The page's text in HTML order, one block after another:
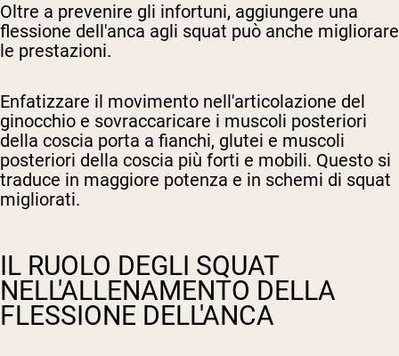
Oltre a prevenire gli infortuni, aggiungere una
flessione dell'anca agli squat può anche migliorare
le prestazioni.
Enfatizzare il movimento nell'articolazione del
ginocchio e sovraccaricare i muscoli posteriori
della coscia porta a fianchi, glutei e muscoli
posteriori della coscia più forti e mobili. Questo si
traduce in maggiore potenza e in schemi di squat
migliorati.
IL RUOLO DEGLI SQUAT
NELL'ALLENAMENTO DELLA
FLESSIONE DELL'ANCA